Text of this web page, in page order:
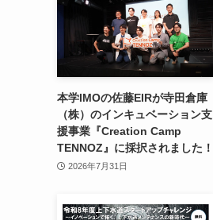
本学IMOの佐藤EIRが寺田倉庫
（株）のインキュベーション支
援事業『Creation Camp
TENNOZ』に採択されました！
2026年7月31日